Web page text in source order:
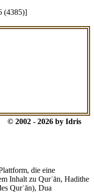
(4385)]
2002 - 2026 by Idris
die eine
Inhalt zu Qurʾān, Hadithe
Qurʾān), Dua